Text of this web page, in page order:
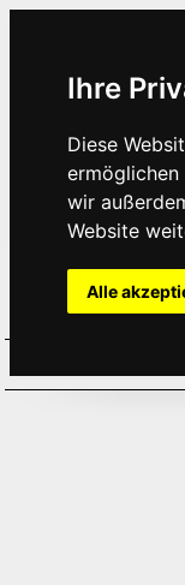
Ihre
Diese
ermöglichen
wir
Website
Alle